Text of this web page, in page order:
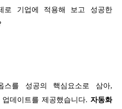
로 기업에 적용해 보고 성공한
스를 성공의 핵심요소로 삼아,
데이트를 제공했습니다. 자동화